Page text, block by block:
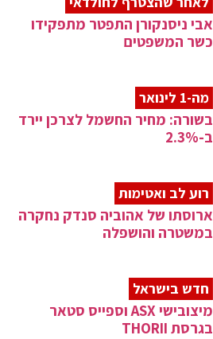
אבי ניסנקורן התפטר מתפקידו
כשר המשפטים
מה-1 לינואר
בשורה: מחיר החשמל לצרכן יירד
ב-2.3%
רוע לב ואטימות
ארוסתו של אהוביה סנדק נחקרה
במשטרה והושפלה
חדש בישראל
מיצובישי ASX וספייס סטאר
בגרסת THORII